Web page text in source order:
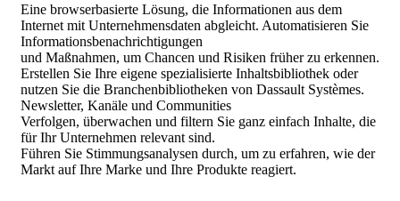
Eine browserbasierte Lösung, die Informationen aus dem
Internet mit Unternehmensdaten abgleicht. Automatisieren Sie
Informationsbenachrichtigungen
und Maßnahmen, um Chancen und Risiken früher zu erkennen.
Erstellen Sie Ihre eigene spezialisierte Inhaltsbibliothek oder
nutzen Sie die Branchenbibliotheken von Dassault Systèmes.
Newsletter, Kanäle und Communities
Verfolgen, überwachen und filtern Sie ganz einfach Inhalte, die
für Ihr Unternehmen relevant sind.
Führen Sie Stimmungsanalysen durch, um zu erfahren, wie der
Markt auf Ihre Marke und Ihre Produkte reagiert.